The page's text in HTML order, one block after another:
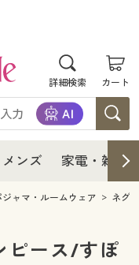
詳細検索 カート
メンズ 家電・雑貨
ジャマ・ルームウェア ネグ
ピース/すぽ